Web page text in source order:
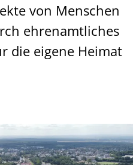
von Menschen
ehrenamtliches
die eigene Heimat